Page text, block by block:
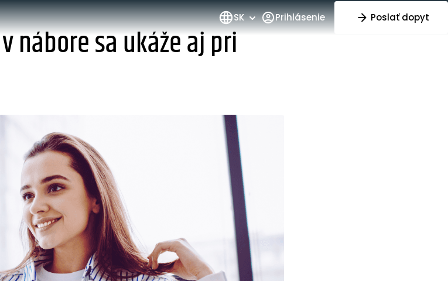
SK Prihlásenie Poslať dopyt
nábore sa ukáže aj pri